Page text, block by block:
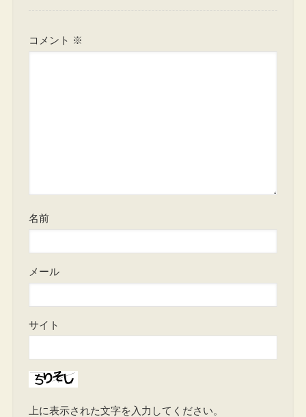
コメント ※
名前
メール
サイト
上に表示された文字を入力してください。